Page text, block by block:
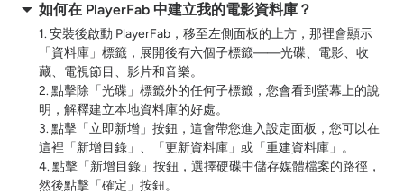
如何在 PlayerFab 中建立我的電影資料庫？
1. 安裝後啟動 PlayerFab，移至左側面板的上方，那裡會顯示
「資料庫」標籤，展開後有六個子標籤——光碟、電影、收
藏、電視節目、影片和音樂。
2. 點擊除「光碟」標籤外的任何子標籤，您會看到螢幕上的說
明，解釋建立本地資料庫的好處。
3. 點擊「立即新增」按鈕，這會帶您進入設定面板，您可以在
這裡「新增目錄」、「更新資料庫」或「重建資料庫」。
4. 點擊「新增目錄」按鈕，選擇硬碟中儲存媒體檔案的路徑，
然後點擊「確定」按鈕。